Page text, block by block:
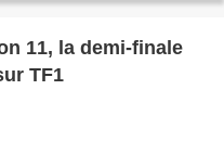
11, la demi-finale
TF1